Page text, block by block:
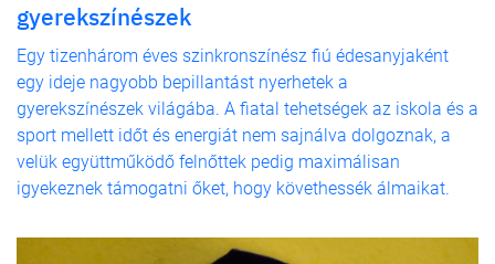
gyerekszínészek
Egy tizenhárom éves szinkronszínész fiú édesanyjaként
egy ideje nagyobb bepillantást nyerhetek a
gyerekszínészek világába. A fiatal tehetségek az iskola és a
sport mellett időt és energiát nem sajnálva dolgoznak, a
velük együttműködő felnőttek pedig maximálisan
igyekeznek támogatni őket, hogy követhessék álmaikat.